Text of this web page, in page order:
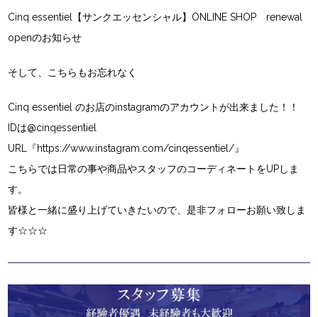
Cinq essentiel【サンクエッセンシャル】ONLINE SHOP renewal
openのお知らせ
そして、こちらもお忘れなく
Cinq essentielのお店のinstagramのアカウントが出来ました！！
IDは@cinqessentiel
URL
『https://www.instagram.com/cinqessentiel/』
こちらでは日常の事や商品やスタッフのコーディネートをUPしま
す。
皆様と一緒に盛り上げていきたいので、是非フォローお願い致しま
す☆☆☆